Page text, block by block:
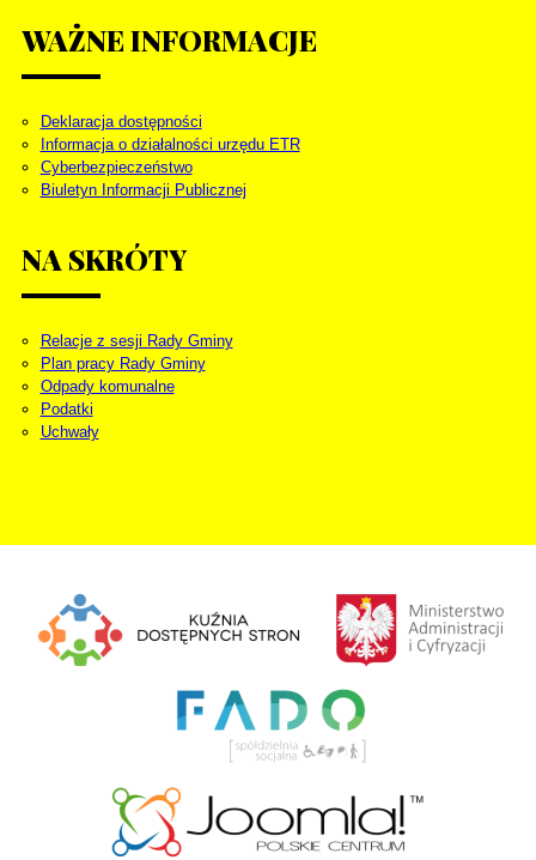
WAŻNEINFORMACJE
Deklaracja dostępności
Informacja o działalności urzędu ETR
Cyberbezpieczeństwo
Biuletyn Informacji Publicznej
NA SKRÓTY
Relacje z sesji Rady Gminy
Plan pracy Rady Gminy
Odpady komunalne
Podatki
Uchwały